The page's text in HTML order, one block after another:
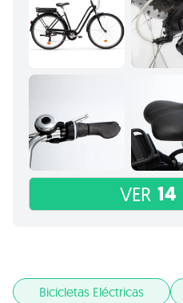
VER 14
Bicicletas Eléctricas